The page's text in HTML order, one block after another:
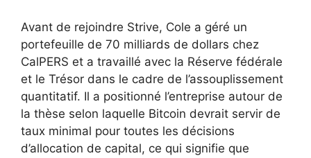
Avant de rejoindre Strive, Cole a géré un
portefeuille de 70 milliards de dollars chez
CalPERS et a travaillé avec la Réserve fédérale
et le Trésor dans le cadre de l’assouplissement
quantitatif. Il a positionné l’entreprise autour de
la thèse selon laquelle Bitcoin devrait servir de
taux minimal pour toutes les décisions
d’allocation de capital, ce qui signifie que